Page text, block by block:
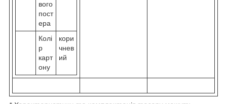
вого
пост
ера
Колі
р
карт
ону
кори
чнев
ий